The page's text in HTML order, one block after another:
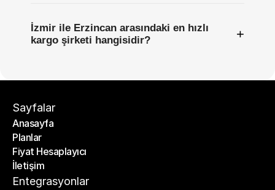
İzmir ile Erzincan arasındaki en hızlı
kargo şirketi hangisidir?
+
Sayfalar
Anasayfa
Anasayfa
Planlar
Planlar
Fiyat Hesaplayıcı
Fiyat Hesaplayıcı
İletişim
İletişim
Entegrasyonlar